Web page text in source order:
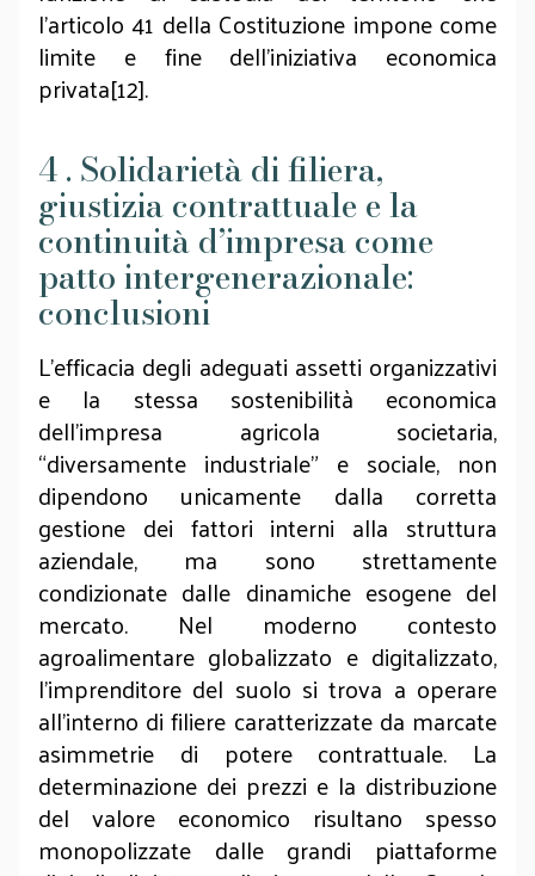
l'articolo 41 della Costituzione impone come
limite e fine dell'iniziativa economica
privata[12].
4 . Solidarietà di filiera,
giustizia contrattuale e la
continuità d’impresa come
patto intergenerazionale:
conclusioni
L'efficacia degli adeguati assetti organizzativi
e la stessa sostenibilità economica
dell'impresa agricola societaria,
“diversamente industriale” e sociale, non
dipendono unicamente dalla corretta
gestione dei fattori interni alla struttura
aziendale, ma sono strettamente
condizionate dalle dinamiche esogene del
mercato. Nel moderno contesto
agroalimentare globalizzato e digitalizzato,
l'imprenditore del suolo si trova a operare
all'interno di filiere caratterizzate da marcate
asimmetrie di potere contrattuale. La
determinazione dei prezzi e la distribuzione
del valore economico risultano spesso
monopolizzate dalle grandi piattaforme